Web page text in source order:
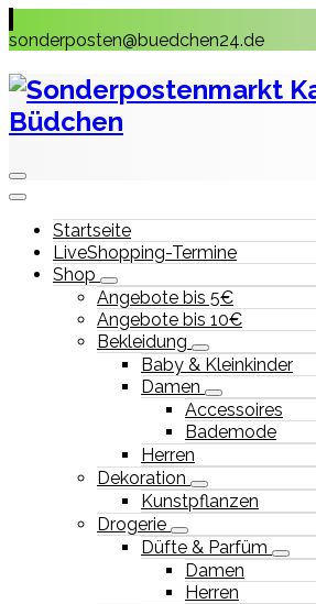
to
sonderposten@buedchen24.de
Startseite
LiveShopping-Termine
Shop
Angebote bis 5€
Angebote bis 10€
Bekleidung
Baby & Kleinkinder
Damen
Accessoires
Bademode
Herren
Dekoration
Kunstpflanzen
Drogerie
Düfte & Parfüm
Damen
Herren